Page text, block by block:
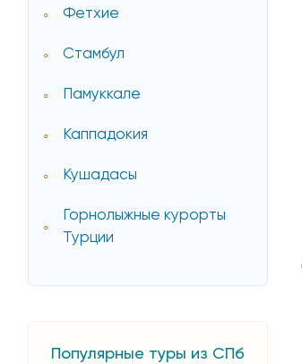
Фетхие
Стамбул
Памуккале
Каппадокия
Кушадасы
Горнолыжные курорты
Турции
Популярные туры из СПб
Золотое кольцо Турции из